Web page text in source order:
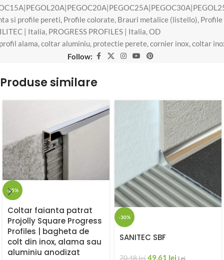
si profile pereti, Profile colorate, Brauri metalice (listello), Profile
| Italia, PROGRESS PROFILES | Italia,OD
alama,coltar aluminiu, protectie perete,cornier inox,coltar
Follow:
Produse similare
-25%
Coltar faianta patrat
Projolly Square Progress
Profiles | bagheta de
colt din inox, alama sau
aluminiu anodizat
-30%
SANITEC SBF
70,48lei49,61 lei Lei